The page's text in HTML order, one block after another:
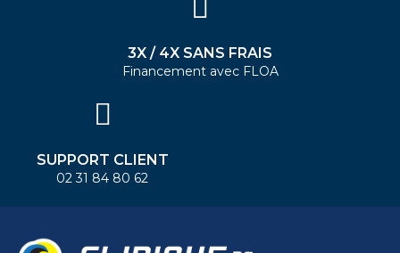
3X / 4X SANS FRAIS
Financement avec FLOA
SUPPORT CLIENT
02 31 84 80 62